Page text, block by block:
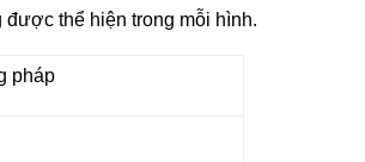
thể hiện trong mỗi hình.
pháp